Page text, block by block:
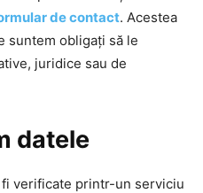
de contact. Acestea
suntem obligați să le
juridice sau de
datele
verificate printr-un serviciu